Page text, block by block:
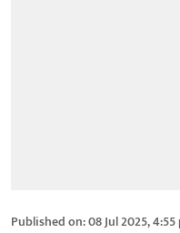
Published on:08 Jul 2025,